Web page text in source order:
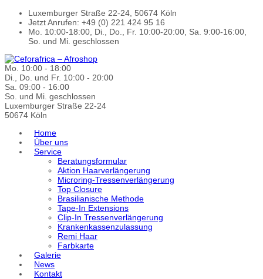
Luxemburger Straße 22-24, 50674 Köln
Jetzt Anrufen: +49 (0) 221 424 95 16
Mo. 10:00-18:00, Di., Do., Fr. 10:00-20:00, Sa. 9:00-16:00,
So. und Mi. geschlossen
Mo. 10:00 - 18:00
Di., Do. und Fr. 10:00 - 20:00
Sa. 09:00 - 16:00
So. und Mi. geschlossen
Luxemburger Straße 22-24
50674 Köln
Home
Über uns
Service
Beratungsformular
Aktion Haarverlängerung
Microring-Tressenverlängerung
Top Closure
Brasilianische Methode
Tape-In Extensions
Clip-In Tressenverlängerung
Krankenkassenzulassung
Remi Haar
Farbkarte
Galerie
News
Kontakt